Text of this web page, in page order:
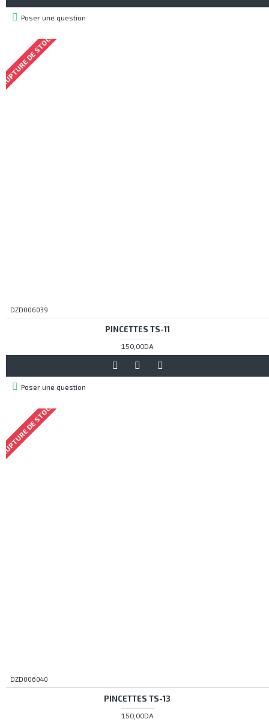
Poser une question
DE STOCK
DZD006039
PINCETTES TS-11
150,00DA
Poser une question
DE STOCK
DZD006040
PINCETTES TS-13
150,00DA